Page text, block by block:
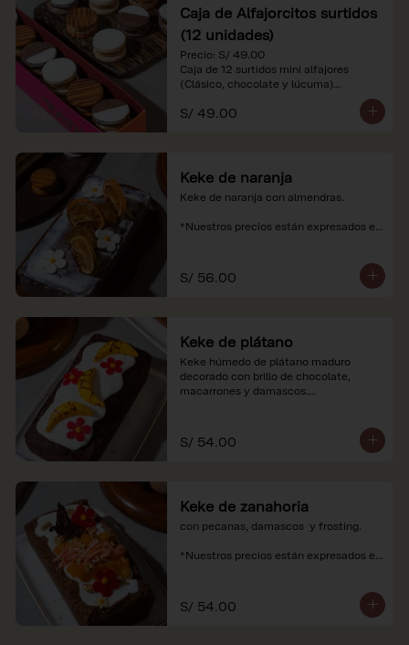
Caja de Alfajorcitos surtidos
(12 unidades)
Precio: S/ 49.00
Caja de 12 surtidos mini alfajores
(Clásico, chocolate y lúcuma)
*Nuestros precios están expresados en
S/ 49.00
Keke de naranja
Keke de naranja con almendras.
*Nuestros precios están expresados en
S/ 56.00
Keke de plátano
Keke húmedo de plátano maduro
decorado con brillo de chocolate,
macarrones y damascos.
soles e incluyen impuestos de ley y
recargo al consumo.
S/ 54.00
Keke de zanahoria
con pecanas, damascos  y frosting.
*Nuestros precios están expresados en
S/ 54.00